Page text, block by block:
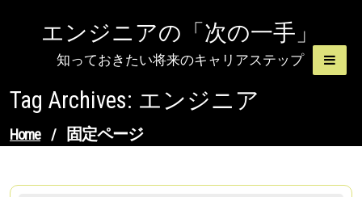
エンジニアの「次の一手」
知っておきたい将来のキャリアステップ
Tag Archives: エンジニア
Home / 固定ページ